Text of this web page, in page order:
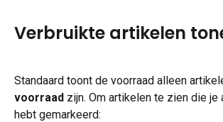
Verbruikte artikelen
Standaard toont de voorraad alleen
voorraad zijn. Om artikelen te zien die je
hebt gemarkeerd: